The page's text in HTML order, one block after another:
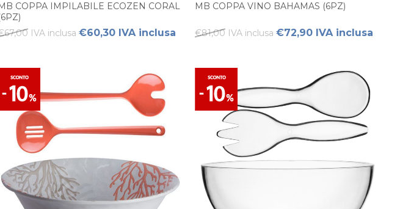
COPPA IMPILABILE ECOZEN CORAL
IVA inclusa €60,30 IVA inclusa
MB COPPA VINO BAHAMAS (6PZ)
€81,00 IVA inclusa €72,90 IVA inclusa